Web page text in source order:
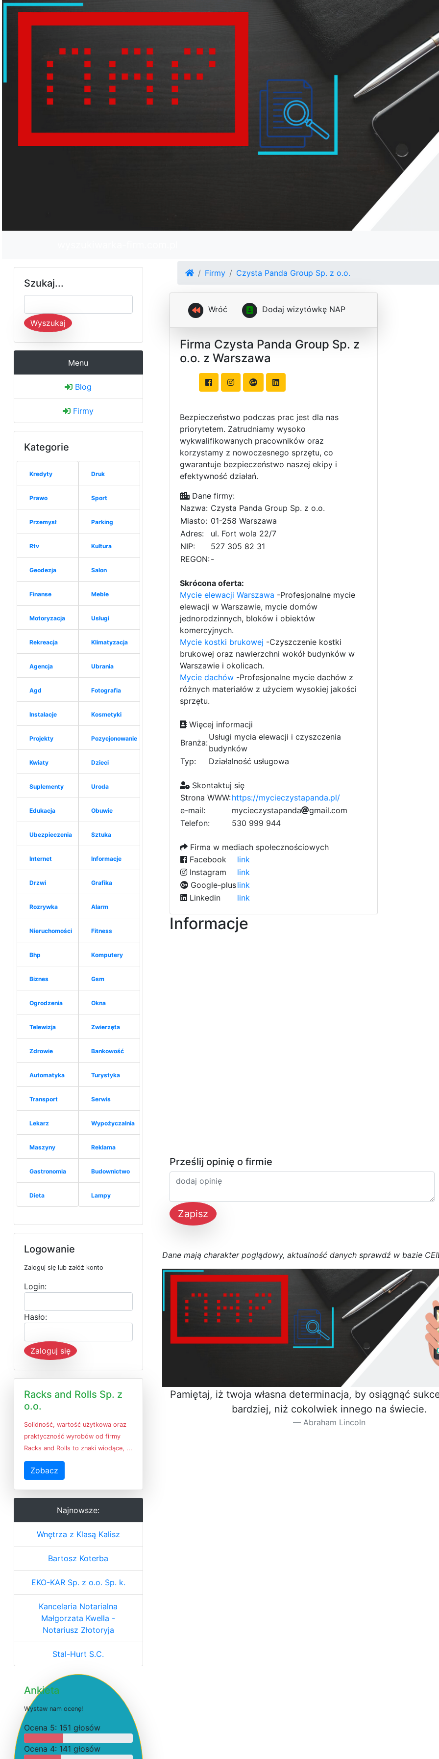
Szukaj...
Wyszukaj
Menu
Blog
Firmy
Kategorie
Kredyty
Prawo
Przemysł
Rtv
Geodezja
Finanse
Motoryzacja
Rekreacja
Agencja
Agd
Instalacje
Projekty
Kwiaty
Suplementy
Edukacja
Ubezpieczenia
Internet
Drzwi
Rozrywka
Nieruchomości
Bhp
Biznes
Ogrodzenia
Telewizja
Zdrowie
Automatyka
Transport
Lekarz
Maszyny
Gastronomia
Dieta
Druk
Sport
Parking
Kultura
Salon
Meble
Usługi
Klimatyzacja
Ubrania
Fotografia
Kosmetyki
Pozycjonowanie
Dzieci
Uroda
Obuwie
Sztuka
Informacje
Grafika
Alarm
Fitness
Komputery
Gsm
Okna
Zwierzęta
Bankowość
Turystyka
Serwis
Wypożyczalnia
Reklama
Budownictwo
Lampy
Logowanie
Zaloguj się lub załóż konto
Login:
Hasło:
Zaloguj się
Racks and Rolls Sp. z
o.o.
Solidność, wartość użytkowa oraz
praktyczność wyrobów od firmy
Racks and Rolls to znaki wiodące, ...
Zobacz
Najnowsze:
Wnętrza z Klasą Kalisz
Bartosz Koterba
EKO-KAR Sp. z o.o. Sp. k.
Kancelaria Notarialna
Małgorzata Kwella -
Notariusz Złotoryja
Stal-Hurt S.C.
Ankieta
Wystaw nam ocenę!
Ocena 5: 151 głosów
Ocena 4: 141 głosów
Firmy Czysta Panda Group Sp. z o.o.
Wróć Dodaj wizytówkę NAP
Firma Czysta Panda Group Sp. z
o.o. z Warszawa
Bezpieczeństwo podczas prac jest dla nas
priorytetem. Zatrudniamy wysoko
wykwalifikowanych pracowników oraz
korzystamy z nowoczesnego sprzętu, co
gwarantuje bezpieczeństwo naszej ekipy i
efektywność działań.
Dane firmy:
Nazwa: Czysta Panda Group Sp. z o.o.
Miasto: 01-258 Warszawa
Adres:
ul. Fort wola 22/7
NIP:
527 305 82 31
REGON:-
Skrócona oferta:
Mycie elewacji Warszawa -Profesjonalne mycie
elewacji w Warszawie, mycie domów
jednorodzinnych, bloków i obiektów
komercyjnych.
Mycie kostki brukowej -Czyszczenie kostki
brukowej oraz nawierzchni wokół budynków w
Warszawie i okolicach.
Mycie dachów-Profesjonalne mycie dachów z
różnych materiałów z użyciem wysokiej jakości
sprzętu.
Więcej informacji
Branża:
Usługi mycia elewacji i czyszczenia
budynków
Typ:
Działalność usługowa
Skontaktuj się
Strona WWW:https://mycieczystapanda.pl/
e-mail:
f
myc
2
cb
4
iee
5
czystap1
a6
nda gma3
il.1
com
Telefon:
530 999 944
Firma w mediach społecznościowych
Facebook
link
Instagram
link
Google-pluslink
Linkedin
link
Informacje
Prześlij opinię o firmie
Zapisz
Dane mają charakter poglądowy, aktualność danych sprawdź w bazie
Pamiętaj, iż twoja własna determinacja, by osiągnąć
bardziej, niż cokolwiek innego na świecie.
Abraham Lincoln